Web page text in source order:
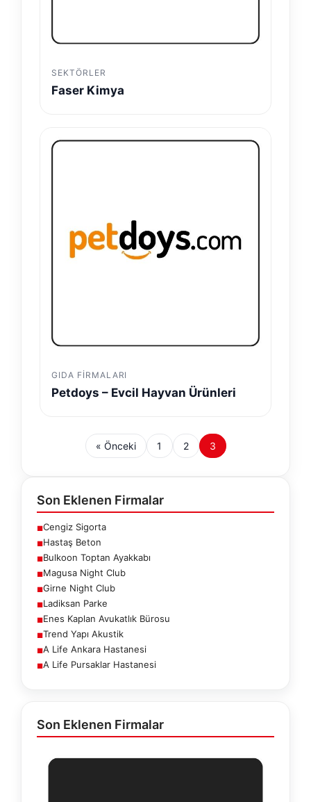
SEKTÖRLER
Faser Kimya
GIDA FIRMALARI
Petdoys – Evcil Hayvan Ürünleri
« Önceki 1 2 3
Son Eklenen Firmalar
■Cengiz Sigorta
■Hastaş Beton
■Bulkoon Toptan Ayakkabı
■Magusa Night Club
■Girne Night Club
■Ladiksan Parke
■Enes Kaplan Avukatlık Bürosu
■Trend Yapı Akustik
■A Life Ankara Hastanesi
■A Life Pursaklar Hastanesi
Son Eklenen Firmalar